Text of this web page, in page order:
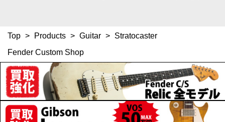
Top > Products > Guitar > Stratocaster
Fender Custom Shop